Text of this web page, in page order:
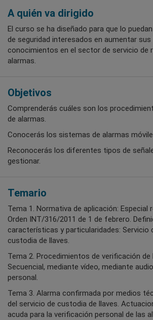
A quién va dirigido
El curso se ha diseñado para que lo
de seguridad interesados en aumentar sus
conocimientos en el sector de servicio de
alarmas.
Objetivos
Comprenderás cuáles son los
de alarmas.
Conocerás los sistemas de alarmas
Reconocerás los diferentes tipos de
gestionar.
Temario
Tema 1. Normativa de aplicación: Especial
Orden INT/316/2011 de 1 de febrero.
características y particularidades: Servicio
custodia de llaves.
Tema 2. Procedimientos de verificación de
Secuencial, mediante vídeo, mediante
personal.
Tema 3. Alarma confirmada por medios
del servicio de custodia de llaves.
acuda para la verificación personal de las